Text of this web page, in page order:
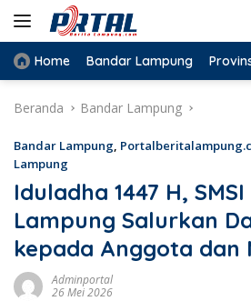
Langsung
konten
Home Bandar Lampung
Beranda Bandar Lampung
Bandar Lampung,
Lampung
Iduladha 1447 H,
Lampung Salurkan
kepada Anggota dan
Adminportal
26 Mei 2026